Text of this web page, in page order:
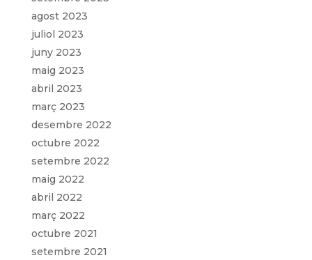
agost 2023
juliol 2023
juny 2023
maig 2023
abril 2023
març 2023
desembre 2022
octubre 2022
setembre 2022
maig 2022
abril 2022
març 2022
octubre 2021
setembre 2021